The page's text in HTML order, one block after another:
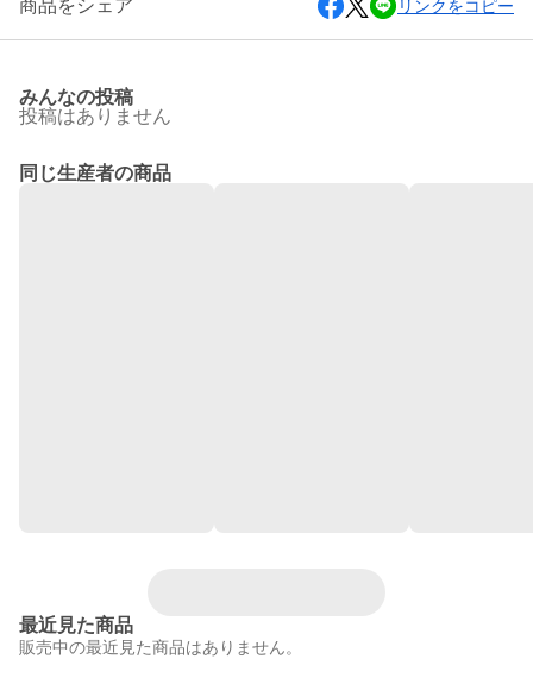
商品をシェア リンクをコピー
みんなの投稿
投稿はありません
同じ生産者の商品
最近見た商品
販売中の最近見た商品はありません。